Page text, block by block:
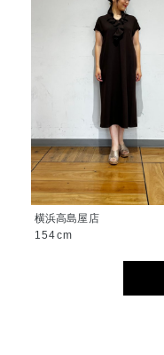
横浜高島屋店
154cm